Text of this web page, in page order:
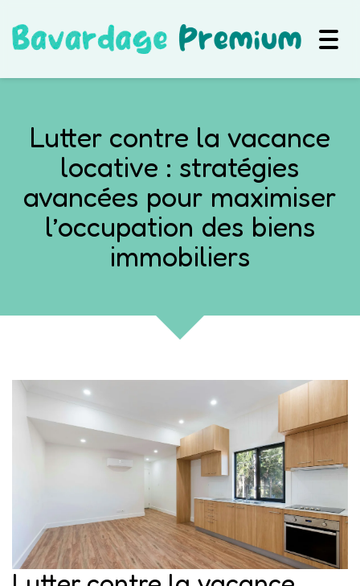
Lutter contre la vacance
locative : stratégies
avancées pour maximiser
l’occupation des biens
immobiliers